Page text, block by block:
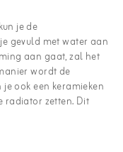
je de
gevuld met water aan
aan gaat, zal het
wordt de
ook een keramieken
radiator zetten. Dit